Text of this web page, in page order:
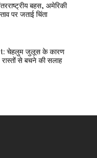
बहस, अमेरिकी
पर जताई चिंता
चेहलुम जुलूस के कारण
रास्तों से बचने की सलाह